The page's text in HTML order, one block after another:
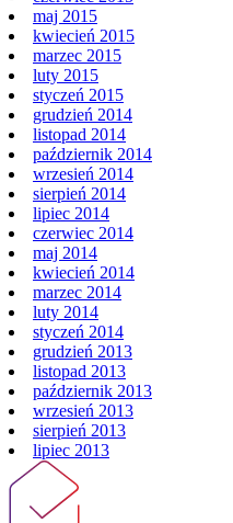
maj 2015
kwiecień 2015
marzec 2015
luty 2015
styczeń 2015
grudzień 2014
listopad 2014
październik 2014
wrzesień 2014
sierpień 2014
lipiec 2014
czerwiec 2014
maj 2014
kwiecień 2014
marzec 2014
luty 2014
styczeń 2014
grudzień 2013
listopad 2013
październik 2013
wrzesień 2013
sierpień 2013
lipiec 2013